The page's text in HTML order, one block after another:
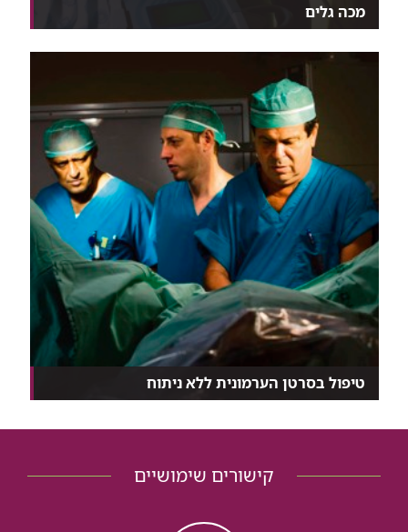
מכה גלים
פריצת דרך עולמית: שיטה חדשנית לטיפול בהפרעה
בזיקפה...
טיפול בסרטן הערמונית ללא ניתוח
הכירו את הברכיתרפיה: שיטת לטיפול בסרטן הערמונית
קישורים שימושיים